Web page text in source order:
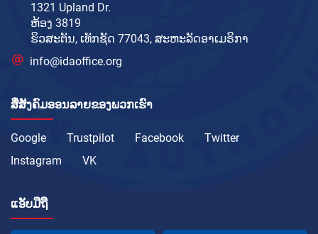
1321 Upland Dr.
ຫ້ອງ 3819
ຮິວສະຕັນ, ເທັກຊັດ 77043, ສະຫະລັດອາເມຣິກາ
info@idaoffice.org
ສື່ສັງຄົມອອນລາຍຂອງພວກເຮົາ
Google Trustpilot Facebook
Twitter
Instagram
VK
ແອັບມືຖື